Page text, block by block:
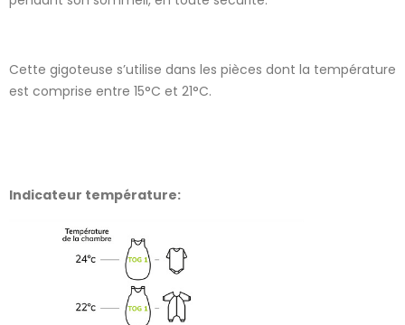
Cette gigoteuse s’utilise dans les pièces dont la température
est comprise entre 15°C et 21°C.
Indicateur température: